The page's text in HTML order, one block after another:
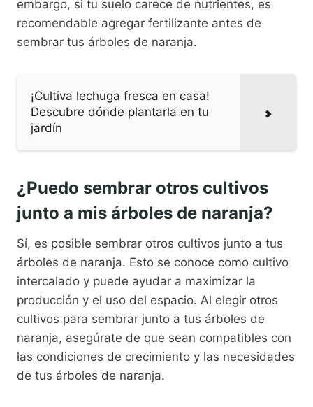
embargo, si tu suelo carece de nutrientes, es
recomendable agregar fertilizante antes de
sembrar tus árboles de naranja.
¡Cultiva lechuga fresca en casa!
Descubre dónde plantarla en tu
jardín
¿Puedo sembrar otros cultivos
junto a mis árboles de naranja?
Sí, es posible sembrar otros cultivos junto a tus
árboles de naranja. Esto se conoce como cultivo
intercalado y puede ayudar a maximizar la
producción y el uso del espacio. Al elegir otros
cultivos para sembrar junto a tus árboles de
naranja, asegúrate de que sean compatibles con
las condiciones de crecimiento y las necesidades
de tus árboles de naranja.